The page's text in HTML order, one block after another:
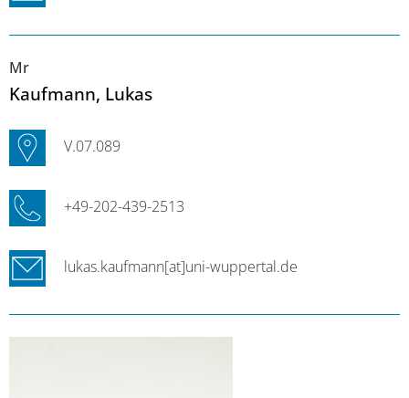
Mr
Kaufmann, Lukas
V.07.089
+49-202-439-2513
lukas.kaufmann[at]uni-wuppertal.de